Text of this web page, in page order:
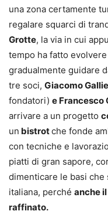
una zona certamente
regalare squarci di
Grotte, la via in cui
tempo ha fatto
gradualmente guidare
tre soci, Giacomo
fondatori) e Francesco
arrivare a un progetto
un bistrotche fonde
con tecniche e
piatti di gran sapore,
dimenticare le basi
italiana, perché anche
raffinato.